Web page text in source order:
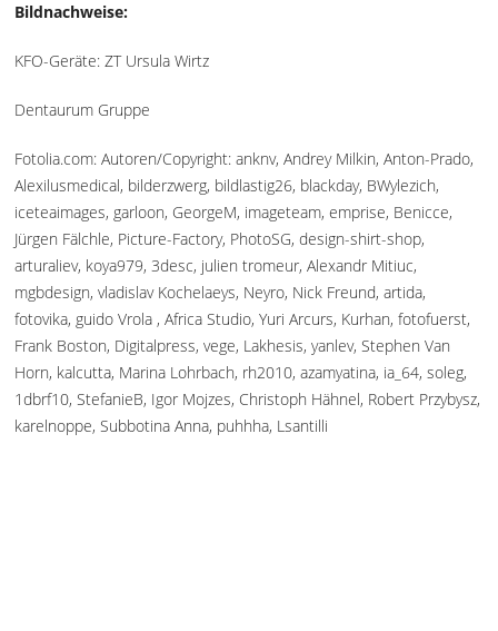
Bildnachweise:
KFO-Geräte: ZT Ursula Wirtz
Dentaurum Gruppe
Fotolia.com: Autoren/Copyright: anknv, Andrey Milkin, Anton-Prado,
Alexilusmedical, bilderzwerg, bildlastig26, blackday, BWylezich,
iceteaimages, garloon, GeorgeM, imageteam, emprise, Benicce,
Jürgen Fälchle, Picture-Factory, PhotoSG, design-shirt-shop,
arturaliev, koya979, 3desc, julien tromeur, Alexandr Mitiuc,
mgbdesign, vladislav Kochelaeys, Neyro, Nick Freund, artida,
fotovika, guido Vrola , Africa Studio, Yuri Arcurs, Kurhan, fotofuerst,
Frank Boston, Digitalpress, vege, Lakhesis, yanlev, Stephen Van
Horn, kalcutta, Marina Lohrbach, rh2010, azamyatina, ia_64, soleg,
1dbrf10, StefanieB, Igor Mojzes, Christoph Hähnel, Robert Przybysz,
karelnoppe, Subbotina Anna, puhhha, Lsantilli